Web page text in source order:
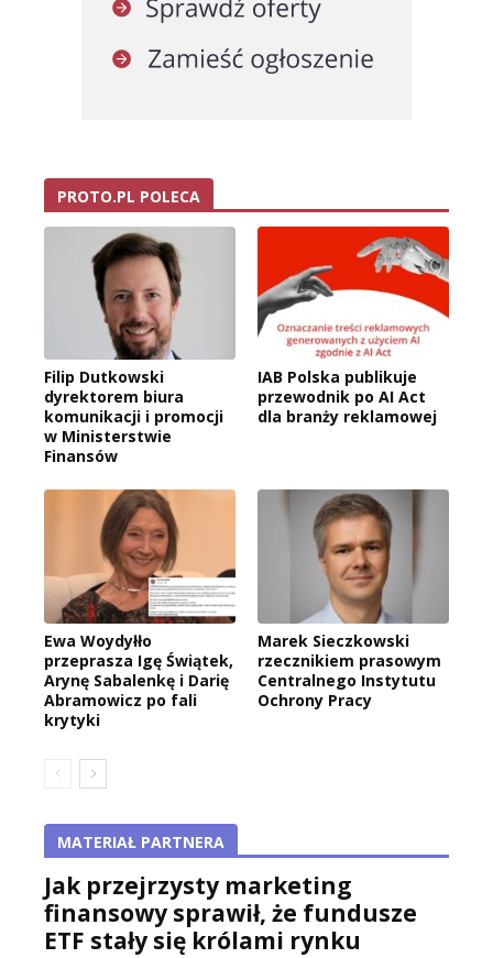
PROTO.PL POLECA
Filip Dutkowski
dyrektorem biura
komunikacji i promocji
w Ministerstwie
Finansów
IAB Polska publikuje
przewodnik po AI Act
dla branży reklamowej
Ewa Woydyłło
przeprasza Igę Świątek,
Arynę Sabalenkę i Darię
Abramowicz po fali
krytyki
Marek Sieczkowski
rzecznikiem prasowym
Centralnego Instytutu
Ochrony Pracy
MATERIAŁ PARTNERA
Jak przejrzysty marketing
finansowy sprawił, że fundusze
ETF stały się królami rynku